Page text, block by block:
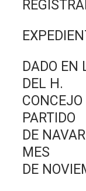
DADO EN
DEL H.
PARTIDO
DE
MES
DE